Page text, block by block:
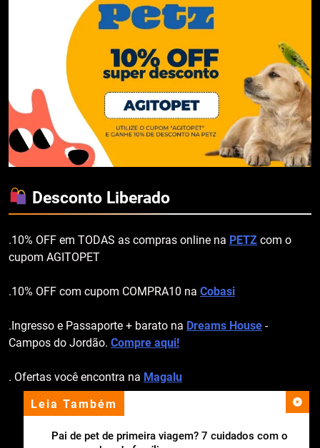
Leia Também
Pai de pet de primeira viagem? 7 cuidados com o
Desconto Liberado
.10% OFF em TODAS as compras online na PETZ com o
cupom AGITOPET
.10% OFF com cupom COMPRA10 na Cobasi
.Ingresso e Passaporte + barato na Dreams House -
Campos do Jordão. Compre aqui!
. Ofertas você encontra na Magalu
apoio institucional